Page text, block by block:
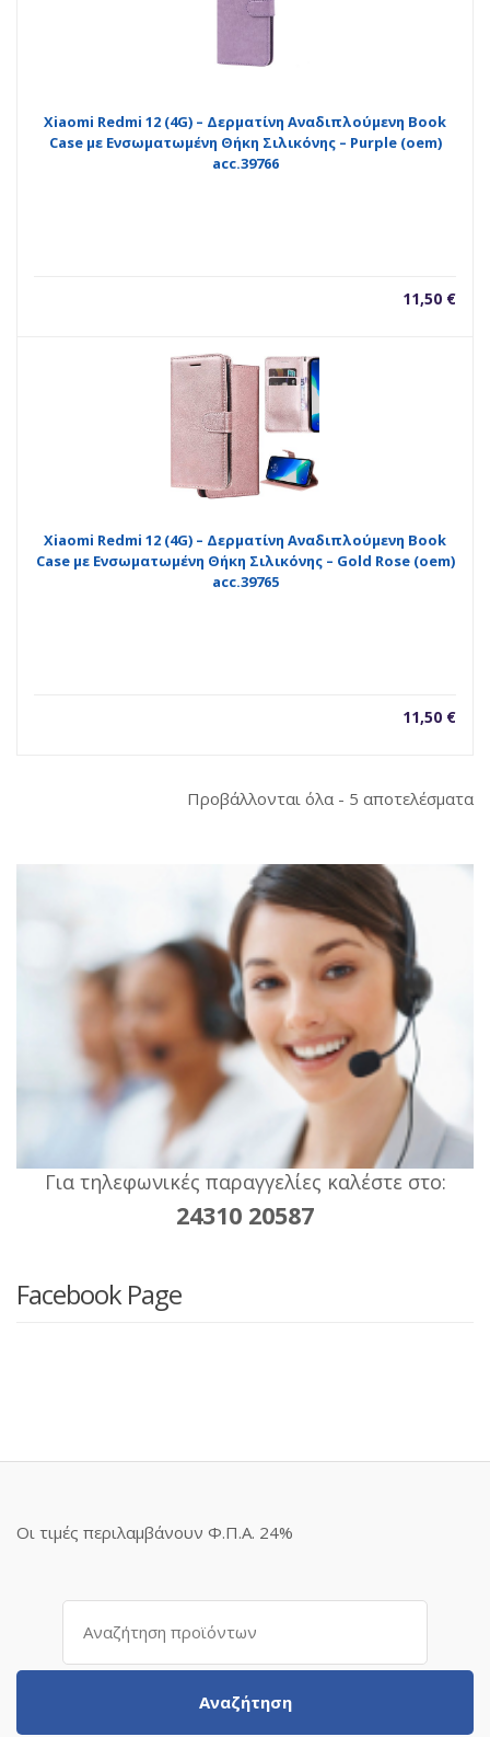
Xiaomi Redmi 12 (4G) – Δερματίνη Αναδιπλούμενη Book
Case με Ενσωματωμένη Θήκη Σιλικόνης – Purple (oem)
acc.39766
11,50 €
Xiaomi Redmi 12 (4G) – Δερματίνη Αναδιπλούμενη Book
Case με Ενσωματωμένη Θήκη Σιλικόνης – Gold Rose (oem)
acc.39765
11,50 €
Προβάλλονται όλα - 5 αποτελέσματα
Για τηλεφωνικές παραγγελίες καλέστε στο:
24310 20587
Facebook Page
Οι τιμές περιλαμβάνουν Φ.Π.Α. 24%
Αναζήτηση
Αναζήτηση